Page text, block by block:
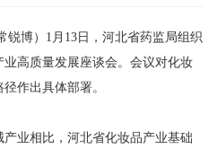
博）1月13日，河北省药监局组织
高质量发展座谈会。会议对化妆
作出具体部署。
业相比，河北省化妆品产业基础